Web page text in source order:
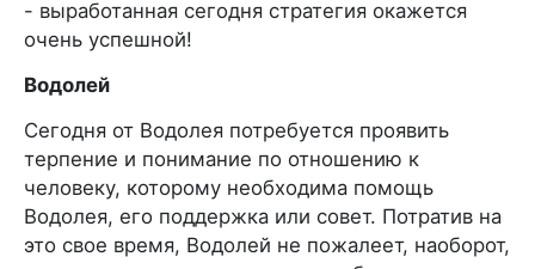
- выработанная сегодня стратегия окажется
очень успешной!
Водолей
Сегодня от Водолея потребуется проявить
терпение и понимание по отношению к
человеку, которому необходима помощь
Водолея, его поддержка или совет. Потратив на
это свое время, Водолей не пожалеет, наоборот,